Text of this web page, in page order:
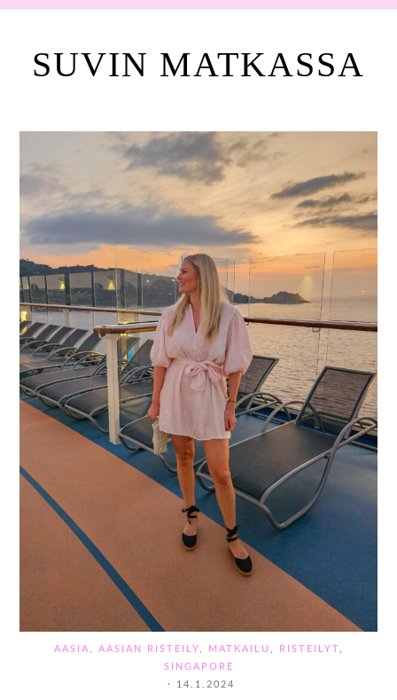
SUVIN MATKASSA
AASIA, AASIAN RISTEILY, MATKAILU, RISTEILYT ,
SINGAPORE
·
14.1.2024